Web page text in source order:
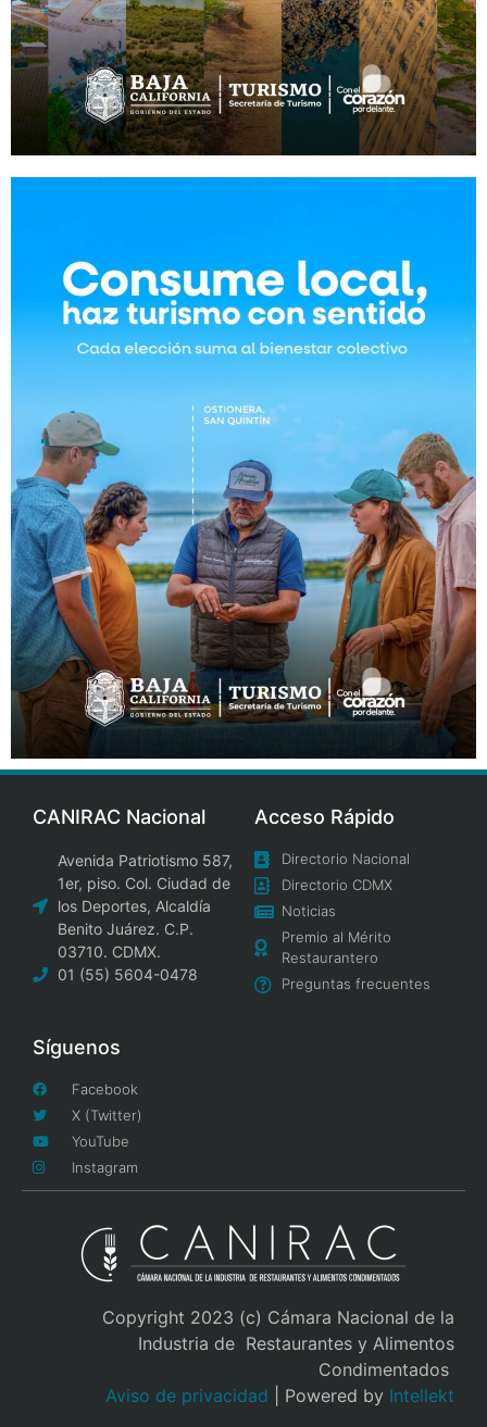
CANIRAC Nacional
Avenida Patriotismo 587,
1er, piso. Col. Ciudad de
los Deportes, Alcaldía
Benito Juárez. C.P.
03710. CDMX.
01 (55) 5604-0478
Acceso Rápido
Directorio Nacional
Directorio CDMX
Noticias
Premio al Mérito
Restaurantero
Preguntas frecuentes
Síguenos
Facebook
X (Twitter)
YouTube
Instagram
Copyright 2023 (c) Cámara Nacional de la
Industria de Restaurantes y Alimentos
Condimentados
Aviso de privacidad
| Powered by Intellekt